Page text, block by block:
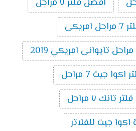
افضل فلتر ٧ مراحل
جيت 7 مراحل
تانك ٧ مراحل
جيت للفلاتر